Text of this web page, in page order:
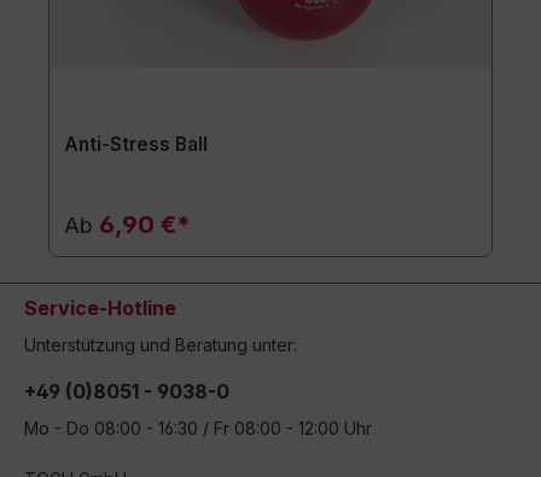
Anti-Stress Ball
Ab 6,90 €*
Service-Hotline
Unterstützung und Beratung unter:
+49 (0)8051 - 9038-0
Mo - Do 08:00 - 16:30 / Fr 08:00 - 12:00 Uhr